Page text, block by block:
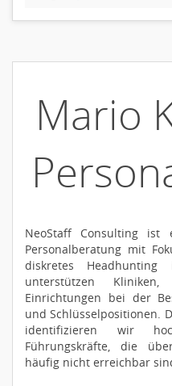
Mario
NeoStaff Consulting ist
Personalberatung mit
diskretes Headhunting
unterstützen
Einrichtungen bei der
und Schlüsselpositionen.
identifizieren wir
Führungskräfte, die
häufig nicht erreichbar